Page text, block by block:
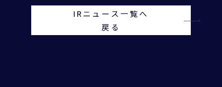
IRニュース一覧へ
戻る